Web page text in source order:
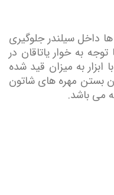
داخل سیلندر جلوگیری
به خوار یاتاقان در
به میزان قید شده
بستن مهره های شاتون
می باشد.